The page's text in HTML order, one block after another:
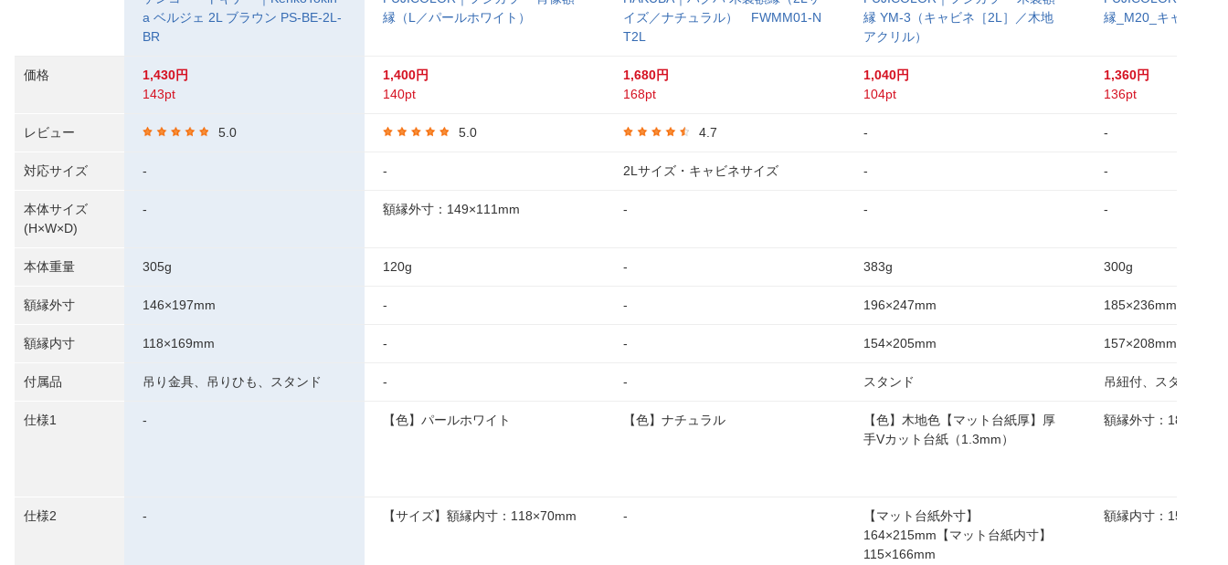
価格
レビュー
対応サイズ
本体サイズ
(H×W×D)
本体重量
額縁外寸
額縁内寸
付属品
仕様1
仕様2
a ベルジェ 2L ブラウン PS-BE-2L-
BR
1,430円
143pt
5.0
-
-
305g
146×197mm
118×169mm
吊り金具、吊りひも、スタンド
-
-
縁（L／パールホワイト）
1,400円
140pt
5.0
-
額縁外寸：149×111mm
120g
-
-
-
【色】パールホワイト
【サイズ】額縁内寸：118×70mm
イズ／ナチュラル） FWMM01-N
T2L
1,680円
168pt
4.7
2Lサイズ・キャビネサイズ
-
-
-
-
-
【色】ナチュラル
-
縁 YM-3（キャビネ［2L］／木地
アクリル）
1,040円
104pt
-
-
-
383g
196×247mm
154×205mm
スタンド
【色】木地色【マット台紙厚】厚
手Vカット台紙（1.3mm）
【マット台紙外寸】
164×215mm【マット台紙内寸】
115×166mm
縁_M20_キャビネ（
1,360円
136pt
-
-
-
300g
185×236mm
157×208mm
吊紐付、スタンド付
額縁外寸：
額縁内寸：